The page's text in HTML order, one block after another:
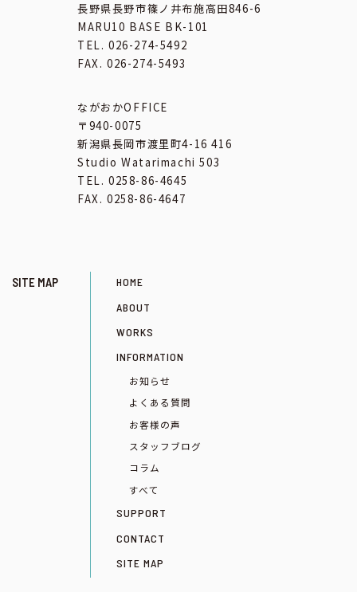
長野県長野市篠ノ井布施高田846-6
MARU10 BASE BK-101
TEL. 026-274-5492
FAX. 026-274-5493
ながおかOFFICE
〒940-0075
新潟県長岡市渡里町4-16 416
Studio Watarimachi 503
TEL. 0258-86-4645
FAX. 0258-86-4647
SITE MAP
HOME
ABOUT
WORKS
INFORMATION
お知らせ
よくある質問
お客様の声
スタッフブログ
コラム
すべて
SUPPORT
CONTACT
SITE MAP